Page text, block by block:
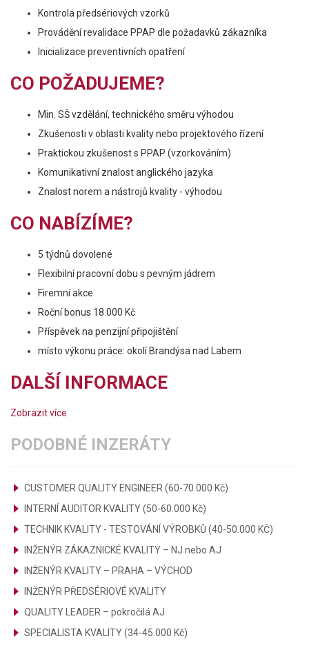
Kontrola předsériových vzorků
Provádění revalidace PPAP dle požadavků zákazníka
Inicializace preventivních opatření
CO POŽADUJEME?
Min. SŠ vzdělání, technického směru výhodou
Zkušenosti v oblasti kvality nebo projektového řízení
Praktickou zkušenost s PPAP (vzorkováním)
Komunikativní znalost anglického jazyka
Znalost norem a nástrojů kvality - výhodou
CO NABÍZÍME?
5 týdnů dovolené
Flexibilní pracovní dobu s pevným jádrem
Firemní akce
Roční bonus 18.000 Kč
Příspěvek na penzijní připojištění
místo výkonu práce: okolí Brandýsa nad Labem
DALŠÍ INFORMACE
Zobrazit více
PODOBNÉ INZERÁTY
CUSTOMER QUALITY ENGINEER (60-70.000 Kč)
INTERNÍ AUDITOR KVALITY (50-60.000 Kč)
TECHNIK KVALITY - TESTOVÁNÍ VÝROBKŮ (40-50.000 KČ)
INŽENÝR ZÁKAZNICKÉ KVALITY – NJ nebo AJ
INŽENÝR KVALITY – PRAHA – VÝCHOD
INŽENÝR PŘEDSÉRIOVÉ KVALITY
QUALITY LEADER – pokročilá AJ
SPECIALISTA KVALITY (34-45.000 Kč)